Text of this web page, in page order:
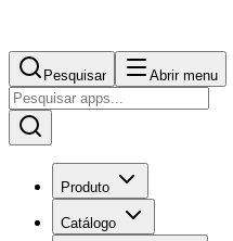
Pesquisar Abrir menu
Produto
Catálogo